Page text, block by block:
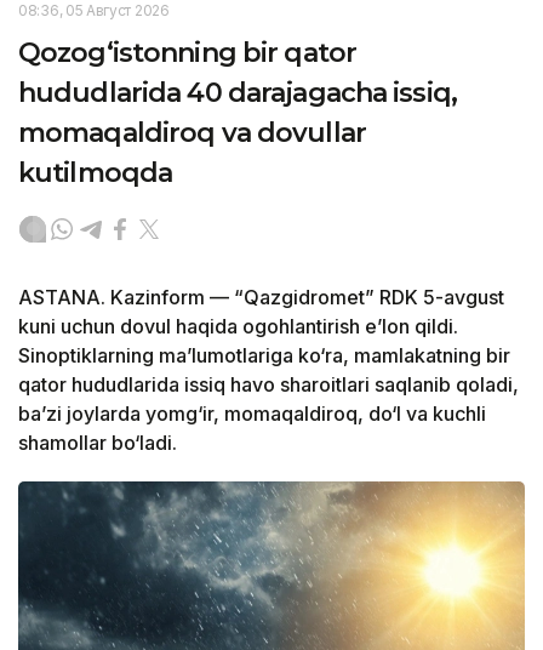
08:36, 05 Август 2026
Qozog‘istonning bir qator
hududlarida 40 darajagacha issiq,
momaqaldiroq va dovullar
kutilmoqda
ASTANA. Kazinform — “Qazgidromet” RDK 5-avgust
kuni uchun dovul haqida ogohlantirish e’lon qildi.
Sinoptiklarning ma’lumotlariga ko‘ra, mamlakatning bir
qator hududlarida issiq havo sharoitlari saqlanib qoladi,
ba’zi joylarda yomg‘ir, momaqaldiroq, do‘l va kuchli
shamollar bo‘ladi.